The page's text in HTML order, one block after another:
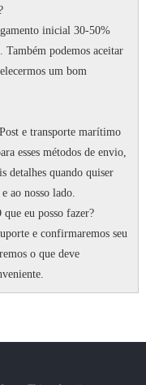
inicial 30-50%
Também podemos aceitar
um bom
e transporte marítimo
esses métodos de envio,
detalhes quando quiser
ao nosso lado.
que eu posso fazer?
e confirmaremos seu
o que deve